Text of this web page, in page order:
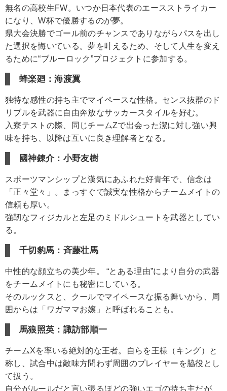
無名の高校生FW。いつか日本代表のエースストライカー
になり、W杯で優勝するのが夢。
県大会決勝でゴール前のチャンスでありながらパスを出し
た選択を悔いている。夢を叶えるため、そして人生を変え
るために“ブルーロック”プロジェクトに参加する。
蜂楽廻：海渡翼
独特な感性の持ち主でマイペースな性格。センス抜群のド
リブルを武器に自由奔放なサッカースタイルを好む。
入寮テストの際、同じチームZで出会った潔に対し強い興
味を持ち、以降は互いに良き理解者となる。
國神錬介：小野友樹
スポーツマンシップと漢気にあふれた好青年で、信念は
「正々堂々」。まっすぐで誠実な性格からチームメイトの
信頼も厚い。
強靭なフィジカルと左足のミドルシュートを武器としてい
る。
千切豹馬：斉藤壮馬
中性的な顔立ちの美少年。 “とある理由”により自分の武器
をチームメイトにも秘密にしている。
そのルックスと、クールでマイペースな振る舞いから、周
囲からは「ワガママお嬢」と呼ばれることも。
馬狼照英：諏訪部順一
チームXを率いる絶対的な王者。自らを王様（キング）と
称し、試合中は敵味方問わず周囲のプレイヤーを脇役とし
て扱う。
自分がルールだと言い張るほどの強いエゴの持ち主だが、